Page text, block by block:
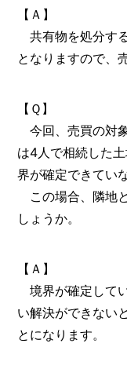
【Ａ】
共有物を処分す
となりますので、
【Ｑ】
今回、売買の対
は4人で相続した
界が確定できてい
この場合、隣地
しょうか。
【Ａ】
境界が確定して
い解決ができない
とになります。